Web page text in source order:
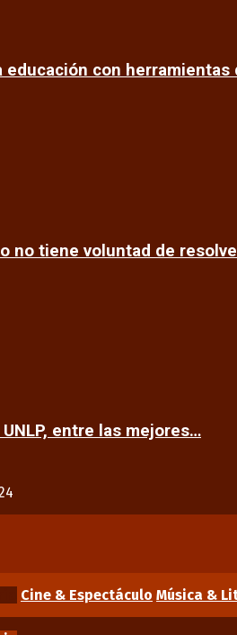
educación con
no tiene voluntad de
UNLP, entre las mejores…
Cine & Espectáculo Música &